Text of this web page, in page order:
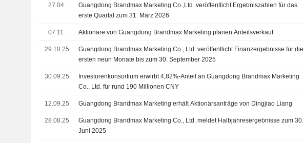
27.04.
Guangdong Brandmax Marketing Co.,Ltd. veröffentlicht Ergebniszahlen für das
erste Quartal zum 31. März 2026
07.11. Aktionäre von Guangdong Brandmax Marketing planen Anteilsverkauf
29.10.25
Guangdong Brandmax Marketing Co., Ltd. veröffentlicht Finanzergebnisse für die
ersten neun Monate bis zum 30. September 2025
30.09.25
Investorenkonsortium erwirbt 4,82%-Anteil an Guangdong Brandmax Marketing
Co., Ltd. für rund 190 Millionen CNY
12.09.25 Guangdong Brandmax Marketing erhält Aktionärsanträge von Dingjiao Liang
28.08.25
Guangdong Brandmax Marketing Co., Ltd. meldet Halbjahresergebnisse zum 30.
Juni 2025